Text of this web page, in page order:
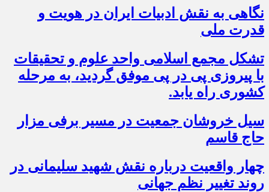
نگاهی به نقش ادبیات ایران در هویت و
قدرت ملی
تشکل مجمع اسلامی واحد علوم و تحقیقات
با پیروزی پی در پی موفق گردید، به مرحله
کشوری راه یابد.
سیل خروشان جمعیت در مسیر برفی مزار
حاج قاسم
چهار واقعیت درباره نقش شهید سلیمانی در
روند تغییر نظم جهانی